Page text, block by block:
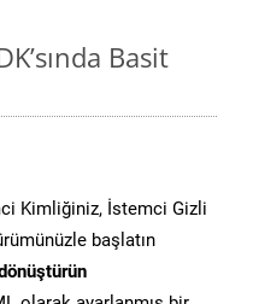
Basit
Kimliğiniz, İstemci Gizli
başlatın